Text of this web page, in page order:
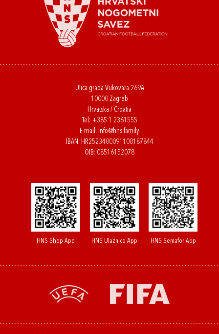
Ulica grada Vukovara 269A
10000 Zagreb
Hrvatska / Croatia
Tel: +385 1 2361555
E-mail: info@hns.family
IBAN: HR2523400091100187844
OIB: 08516152078
HNS Shop App HNS Ulaznice App HNS Semafor App